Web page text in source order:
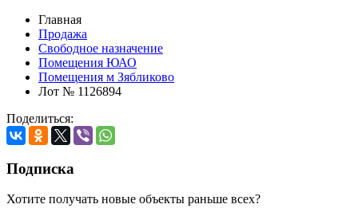
Главная
Продажа
Свободное назначение
Помещения ЮАО
Помещения м Зябликово
Лот № 1126894
Поделиться:
Подписка
Хотите получать новые объекты раньше всех?